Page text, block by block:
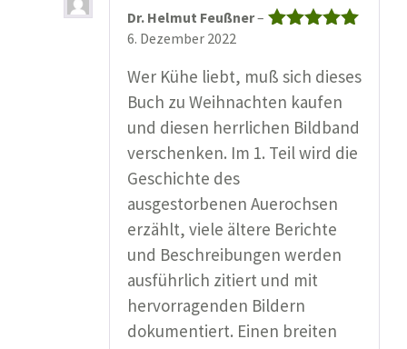
Dr. Helmut Feußner–
6. Dezember 2022
Wer Kühe liebt, muß sich dieses
Buch zu Weihnachten kaufen
und diesen herrlichen Bildband
verschenken. Im 1. Teil wird die
Geschichte des
ausgestorbenen Auerochsen
erzählt, viele ältere Berichte
und Beschreibungen werden
ausführlich zitiert und mit
hervorragenden Bildern
dokumentiert. Einen breiten